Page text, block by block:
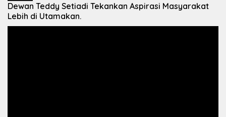
Dewan Teddy Setiadi Tekankan Aspirasi Masyarakat
Lebih di Utamakan.